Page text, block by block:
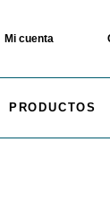
Mi cuenta
PRODUCTOS